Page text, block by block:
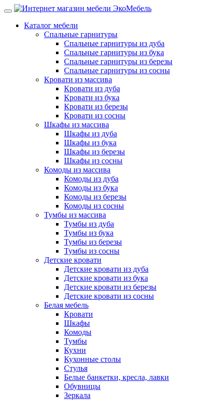
Каталог мебели
Спальные гарнитуры
Спальные гарнитуры из дуба
Спальные гарнитуры из бука
Спальные гарнитуры из березы
Спальные гарнитуры из сосны
Кровати из массива
Кровати из дуба
Кровати из бука
Кровати из березы
Кровати из сосны
Шкафы из массива
Шкафы из дуба
Шкафы из бука
Шкафы из березы
Шкафы из сосны
Комоды из массива
Комоды из дуба
Комоды из бука
Комоды из березы
Комоды из сосны
Тумбы из массива
Тумбы из дуба
Тумбы из бука
Тумбы из березы
Тумбы из сосны
Детские кровати
Детские кровати из дуба
Детские кровати из бука
Детские кровати из березы
Детские кровати из сосны
Белая мебель
Кровати
Шкафы
Комоды
Тумбы
Кухни
Кухонные столы
Стулья
Белые банкетки, кресла, лавки
Обувницы
Зеркала